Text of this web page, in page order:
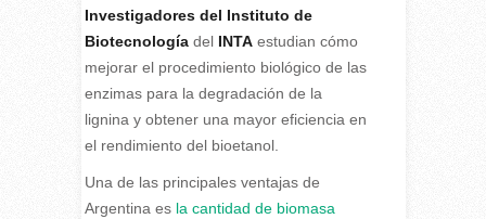
Investigadores del Instituto de
Biotecnologíadel INTAestudian cómo
mejorar el procedimiento biológico de las
enzimas para la degradación de la
lignina y obtener una mayor eficiencia en
el rendimiento del bioetanol.
Una de las principales ventajas de
Argentina es la cantidad de biomasa